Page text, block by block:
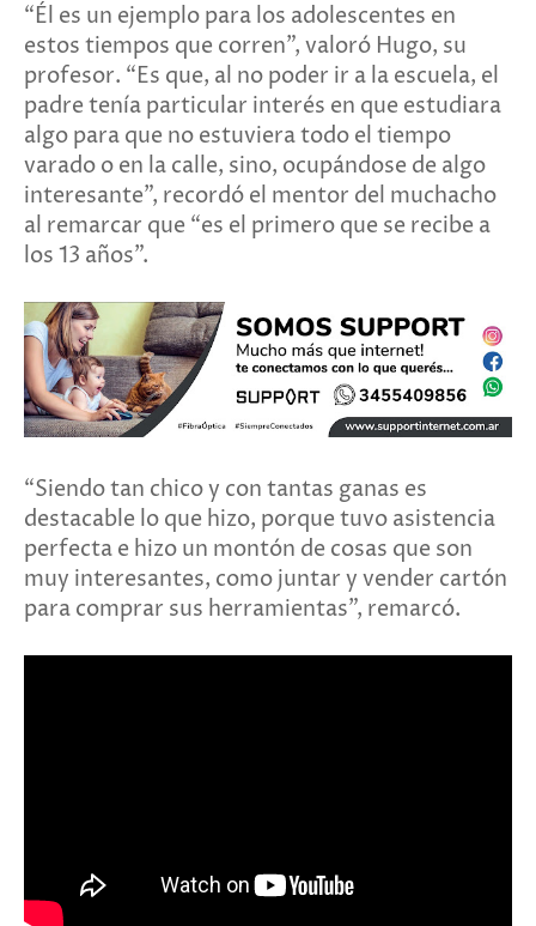
“Él es un ejemplo para los adolescentes en
estos tiempos que corren”, valoró Hugo, su
profesor. “Es que, al no poder ir a la escuela, el
padre tenía particular interés en que estudiara
algo para que no estuviera todo el tiempo
varado o en la calle, sino, ocupándose de algo
interesante”, recordó el mentor del muchacho
al remarcar que “es el primero que se recibe a
los 13 años”.
“Siendo tan chico y con tantas ganas es
destacable lo que hizo, porque tuvo asistencia
perfecta e hizo un montón de cosas que son
muy interesantes, como juntar y vender cartón
para comprar sus herramientas”, remarcó.